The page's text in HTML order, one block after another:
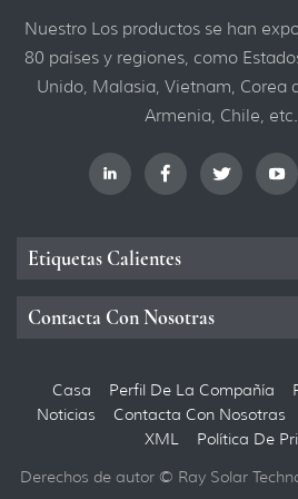
instalar, no requiere equipo
pesado y es seguro y fácil
de mantener.El ángulo de
inclinación se puede
ángulo desde 0 a 25 °, sin
necesidad de hacer un
Nuestro Los productos se han
80 países y regiones, como
Unido, Malasia, Vietnam, Corea
Armenia, Chile, etc.
Etiquetas Calientes
Contacta Con Nosotras
Casa Perfil De La Compañía
Noticias
Contacta Con Nosotras
XML
Política De
Derechos de autor © Ray Solar